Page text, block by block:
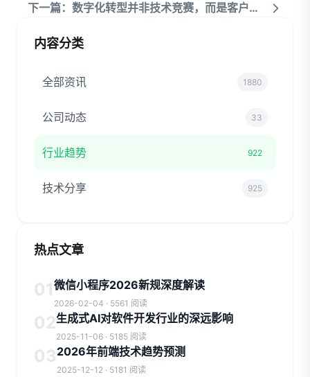
下一篇：数字化转型并非技术竞赛，而是客户体验重塑
内容分类
全部资讯 1880
公司动态 33
行业趋势 922
技术分享 925
热点文章
01微信小程序2026新规深度解读
2026-02-04 · 5561 阅读
02生成式AI对软件开发行业的深远影响
2025-11-06 · 5185 阅读
032026年前端技术趋势预测
2025-12-12 · 5181 阅读